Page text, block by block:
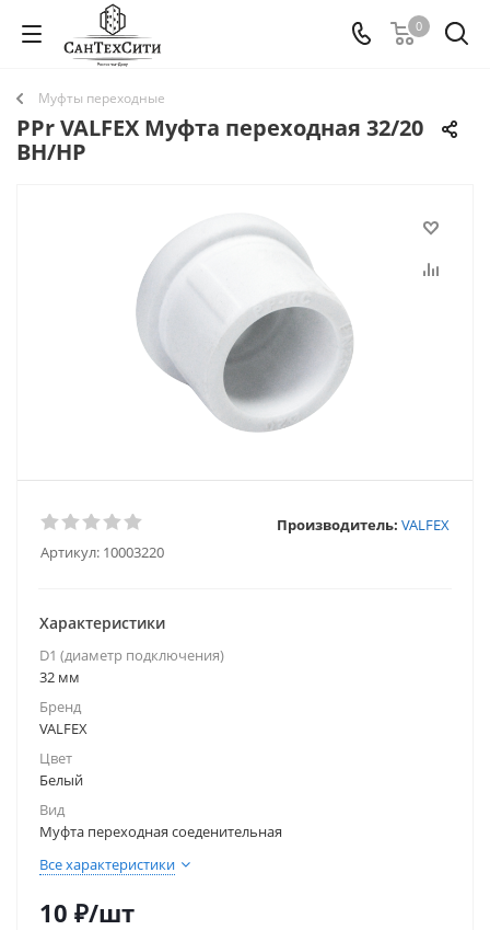
0
Муфты переходные
PPr VALFEX Муфта переходная 32/20
ВН/НР
Артикул: 10003220
Производитель: VALFEX
Характеристики
D1 (диаметр подключения)
32 мм
Бренд
VALFEX
Цвет
Белый
Вид
Муфта переходная соеденительная
Все характеристики
10 ₽/шт